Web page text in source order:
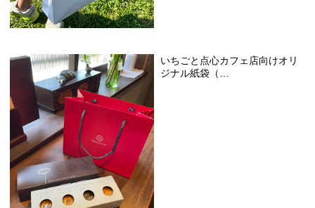
いちごと点心カフェ店向けオリ
ジナル紙袋（…